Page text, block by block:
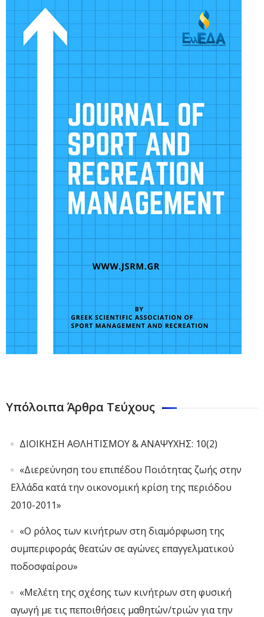
Υπόλοιπα Άρθρα Τεύχους
ΔΙΟΙΚΗΣΗ ΑΘΛΗΤΙΣΜΟΥ & ΑΝΑΨΥΧΗΣ: 10(2)
«Διερεύνηση του επιπέδου Ποιότητας ζωής στην
Ελλάδα κατά την οικονομική κρίση της περιόδου
2010-2011»
«O ρόλος των κινήτρων στη διαμόρφωση της
συμπεριφοράς θεατών σε αγώνες επαγγελματικού
ποδοσφαίρου»
«Μελέτη της σχέσης των κινήτρων στη φυσική
αγωγή με τις πεποιθήσεις μαθητών/τριών για την